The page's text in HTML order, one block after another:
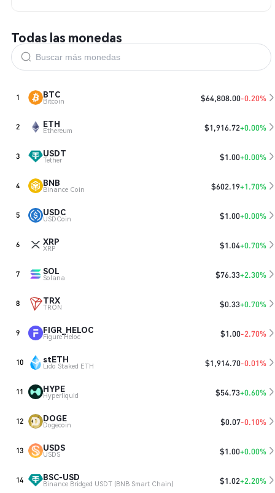
Todas las monedas
1 BTC
Bitcoin $64,808.00-0.20%
2 ETH
Ethereum $1,916.72+0.00%
3 USDT
Tether $1.00+0.00%
4 BNB
Binance Coin $602.19+1.70%
5 USDC
USDCoin $1.00+0.00%
6 XRP
XRP $1.04+0.70%
7 SOL
Solana $76.33+2.30%
8 TRX
TRON $0.33+0.70%
9 FIGR_HELOC
Figure Heloc $1.00-2.70%
10 stETH
Lido Staked ETH $1,914.70-0.01%
11 HYPE
Hyperliquid $54.73+0.60%
12 DOGE
Dogecoin $0.07-0.10%
13 USDS
USDS $1.00+0.00%
14 BSC-USD
Binance Bridged USDT (BNB Smart Chain) $1.02+2.20%